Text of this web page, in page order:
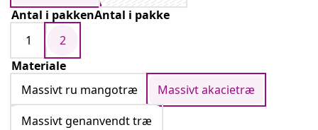
Antal i pakkenAntal i pakke
1
2
Materiale
Massivt ru mangotræ
Massivt akacietræ
Massivt genanvendt træ